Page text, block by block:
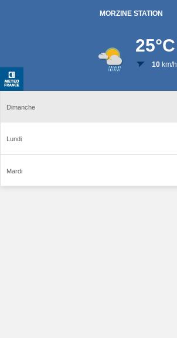
MORZINE STATION
25°C
10km/h
Dimanche
Lundi
Mardi